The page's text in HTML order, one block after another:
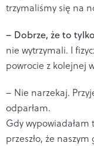
trzymaliśmy się na
– Dobrze, że to
nie wytrzymali. I
powrocie z kolejnej
– Nie narzekaj.
odparłam.
Gdy wypowiadałam
przeszło, że